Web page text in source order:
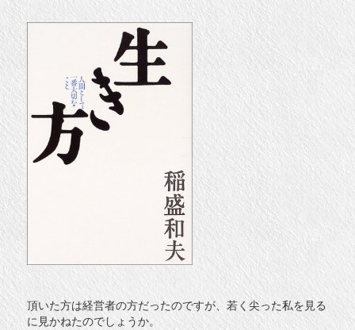
頂いた方は経営者の方だったのですが、若く尖った私を見る
に見かねたのでしょうか。